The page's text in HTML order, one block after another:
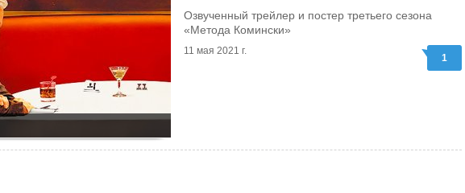
Озвученный трейлер и постер третьего сезона
«Метода Комински»
11 мая 2021 г.
1